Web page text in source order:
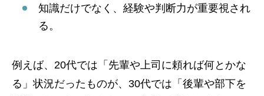
知識だけでなく、経験や判断力が重要視され
る。
例えば、20代では「先輩や上司に頼れば何とかな
る」状況だったものが、30代では「後輩や部下を